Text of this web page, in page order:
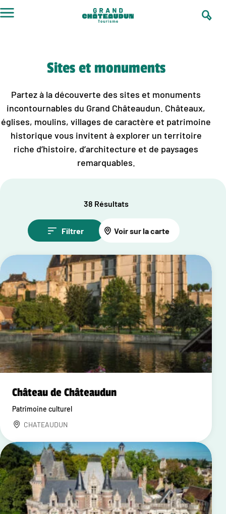
au
Sites et monuments
Partez à la découverte des sites et monuments
incontournables du Grand Châteaudun. Châteaux,
églises, moulins, villages de caractère et patrimoine
historique vous invitent à explorer un territoire
riche d’histoire, d’architecture et de paysages
remarquables.
38 Résultats
Filtrer Voir sur la carte
Château de Châteaudun
Patrimoine culturel
CHATEAUDUN